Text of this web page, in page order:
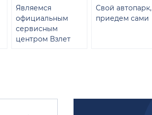
Являемся
официальным
сервисным
центром Взлет
Свой автопарк,
приедем сами